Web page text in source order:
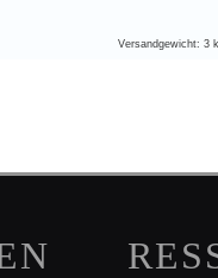
Versandgewicht: 3